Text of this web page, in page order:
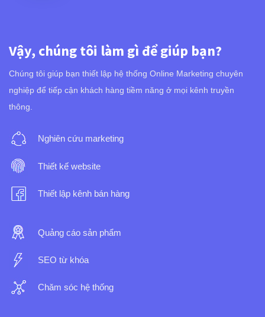
Vậy, chúng tôi làm gì để giúp bạn?
Chúng tôi giúp bạn thiết lập hệ thống Online Marketing chuyên
nghiệp để tiếp cận khách hàng tiềm năng ở mọi kênh truyền
thông.
Nghiên cứu marketing
Thiết kế website
Thiết lập kênh bán hàng
Quảng cáo sản phẩm
SEO từ khóa
Chăm sóc hệ thống